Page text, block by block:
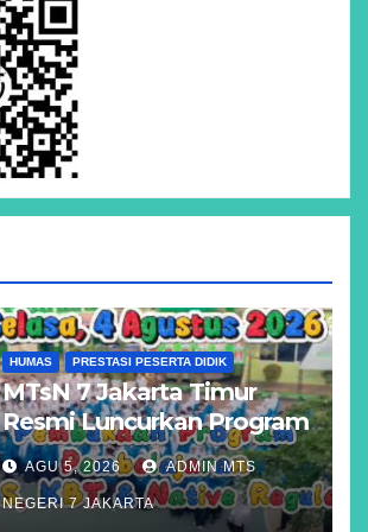
HUMAS PRESTASI PESERTA DIDIK
MTsN 7 Jakarta Timur
Resmi Luncurkan Program
Unggulan KBS, KBT, dan
Kelas Reguler Native
AGU 5, 2026 ADMIN MTS
NEGERI 7 JAKARTA